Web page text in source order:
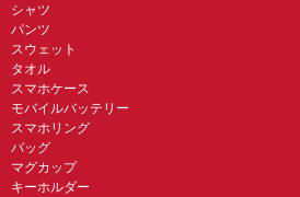
シャツ
パンツ
スウェット
タオル
スマホケース
モバイルバッテリー
スマホリング
バッグ
マグカップ
キーホルダー